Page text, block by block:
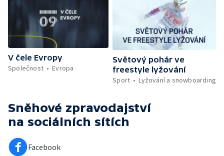
V čele Evropy
Společnost
Evropa
Světový pohár ve
freestyle lyžování
Sport
Lyžování a snowboarding
Sněhové zpravodajství
na sociálních sítích
Facebook